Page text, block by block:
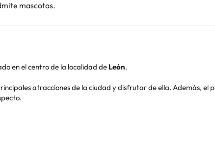
mascotas.
en el centro de la localidad de León.
atracciones de la ciudad y disfrutar de ella. Además, el
totalmente reformado con unas confortables instalaciones y
que podrá organizar todo tipo de eventos gracias a su